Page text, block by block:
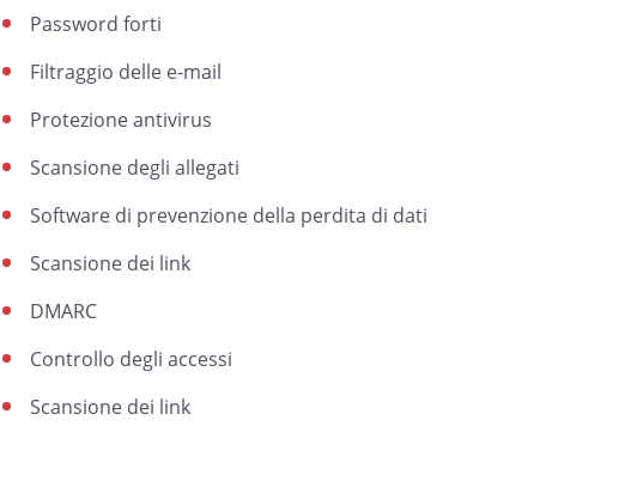
Password forti
Filtraggio delle e-mail
Protezione antivirus
Scansione degli allegati
Software di prevenzione della perdita di dati
Scansione dei link
DMARC
Controllo degli accessi
Scansione dei link